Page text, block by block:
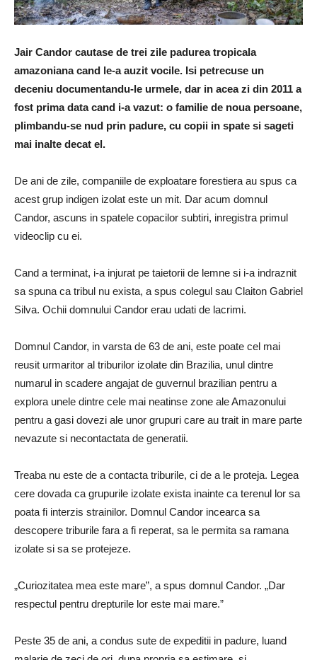
Jair Candor cautase de trei zile padurea tropicala
amazoniana cand le-a auzit vocile. Isi petrecuse un
deceniu documentandu-le urmele, dar in acea zi din 2011 a
fost prima data cand i-a vazut: o familie de noua persoane,
plimbandu-se nud prin padure, cu copii in spate si sageti
mai inalte decat el.
De ani de zile, companiile de exploatare forestiera au spus ca
acest grup indigen izolat este un mit. Dar acum domnul
Candor, ascuns in spatele copacilor subtiri, inregistra primul
videoclip cu ei.
Cand a terminat, i-a injurat pe taietorii de lemne si i-a indraznit
sa spuna ca tribul nu exista, a spus colegul sau Claiton Gabriel
Silva. Ochii domnului Candor erau udati de lacrimi.
Domnul Candor, in varsta de 63 de ani, este poate cel mai
reusit urmaritor al triburilor izolate din Brazilia, unul dintre
numarul in scadere angajat de guvernul brazilian pentru a
explora unele dintre cele mai neatinse zone ale Amazonului
pentru a gasi dovezi ale unor grupuri care au trait in mare parte
nevazute si necontactata de generatii.
Treaba nu este de a contacta triburile, ci de a le proteja. Legea
cere dovada ca grupurile izolate exista inainte ca terenul lor sa
poata fi interzis strainilor. Domnul Candor incearca sa
descopere triburile fara a fi reperat, sa le permita sa ramana
izolate si sa se protejeze.
„Curiozitatea mea este mare”, a spus domnul Candor. „Dar
respectul pentru drepturile lor este mai mare.”
Peste 35 de ani, a condus sute de expeditii in padure, luand